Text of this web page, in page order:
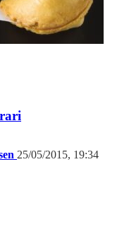
25/05/2015, 19:34